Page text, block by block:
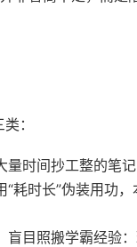
：
量时间抄工整的笔
耗时长”伪装用功，
盲目照搬学霸经验